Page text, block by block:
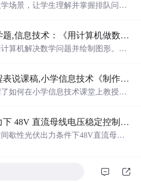
件的配置。
场景，让学生理解并掌握排队问题
用计算机做数学题,信息技术：《用计算机做数学题和画图》教案.
算机解决数学问题并绘制图形。主
内容易于理解。
小学计算机课程表说课稿,小学信息技术《制作课程表》说课稿.
如何在小学信息技术课堂上教授学
用任务驱动法，鼓励学生自主学习
的信息处理能力和团队合作精神。
间歇性光伏出力下 48V 直流母线电压稳定控制及储能双向充放电闭环调控体系研究（Simulink仿真实现）
歇性光伏出力条件下48V直流母线
DC-DC变换器、双向DC-DC变换器
统的完整拓扑结构，结合光伏最大功